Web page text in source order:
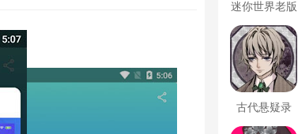
迷你世界老版
本下载
古代悬疑录